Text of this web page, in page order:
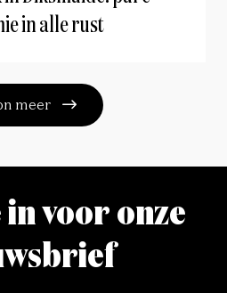
in alle rust
meer
voor onze